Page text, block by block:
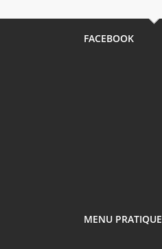
FACEBOOK
MENU PRATIQUE